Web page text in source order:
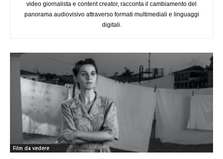
video giornalista e content creator, racconta il cambiamento del
panorama audiovisivo attraverso formati multimediali e linguaggi
digitali.
Film da vedere